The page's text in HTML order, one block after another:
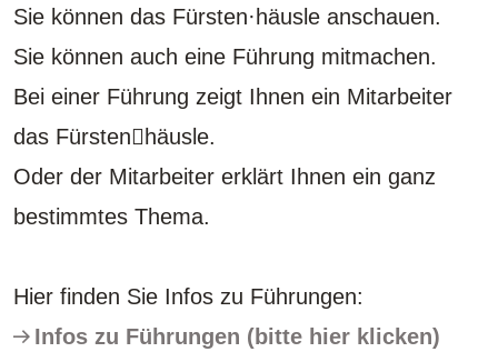
Sie können das Fürsten·häusle anschauen.
Sie können auch eine Führung mitmachen.
Bei einer Führung zeigt Ihnen ein Mitarbeiter
das Fürstenhäusle.
Oder der Mitarbeiter erklärt Ihnen ein ganz
bestimmtes Thema.
Hier finden Sie Infos zu Führungen:
Infos zu Führungen (bitte hier klicken)